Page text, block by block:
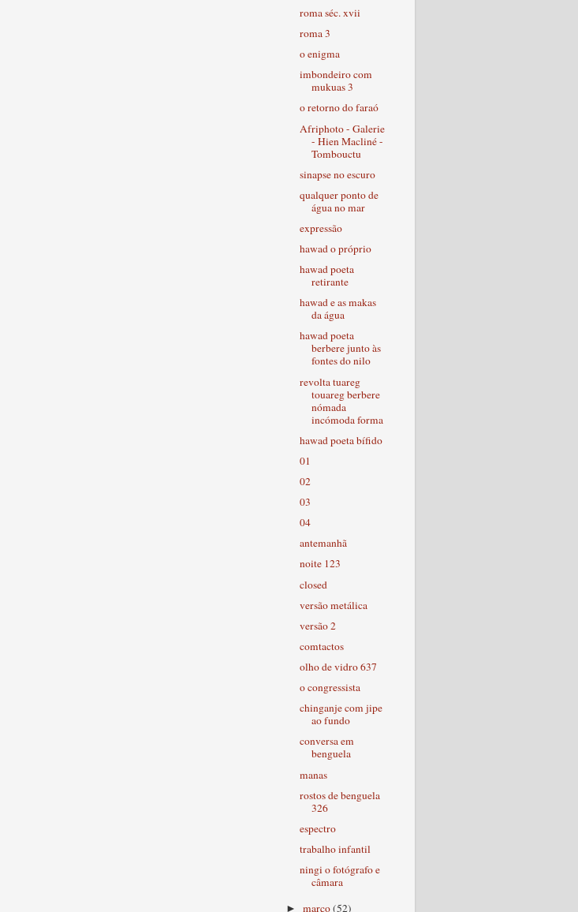
roma séc. xvii
roma 3
o enigma
imbondeiro com
mukuas 3
o retorno do faraó
Afriphoto - Galerie
- Hien Macliné -
Tombouctu
sinapse no escuro
qualquer ponto de
água no mar
expressão
hawad o próprio
hawad poeta
retirante
hawad e as makas
da água
hawad poeta
berbere junto às
fontes do nilo
revolta tuareg
touareg berbere
nómada
incómoda forma
hawad poeta bífido
01
02
03
04
antemanhã
noite 123
closed
versão metálica
versão 2
comtactos
olho de vidro 637
o congressista
chinganje com jipe
ao fundo
conversa em
benguela
manas
rostos de benguela
326
espectro
trabalho infantil
ningi o fotógrafo e
câmara
►março(52)